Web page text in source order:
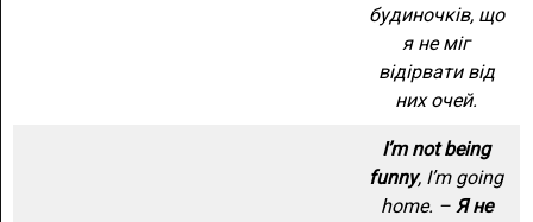
будиночків, що
я не міг
відірвати від
них очей.
I’m not being
funny, I’m going
home. – Я не